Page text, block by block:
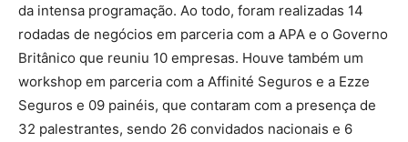
da intensa programação. Ao todo, foram realizadas 14
rodadas de negócios em parceria com a APA e o Governo
Britânico que reuniu 10 empresas. Houve também um
workshop em parceria com a Affinité Seguros e a Ezze
Seguros e 09 painéis, que contaram com a presença de
32 palestrantes, sendo 26 convidados nacionais e 6